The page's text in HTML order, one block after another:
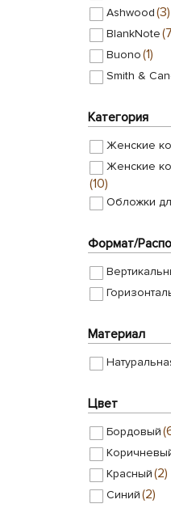
Ashwood(3)
BlankNote
Buono(1)
Smith &
Категория
Женские
Женские
(10)
Обложки
Формат/
Материал
Цвет
Бордовый
Красный(2)
Синий(2)